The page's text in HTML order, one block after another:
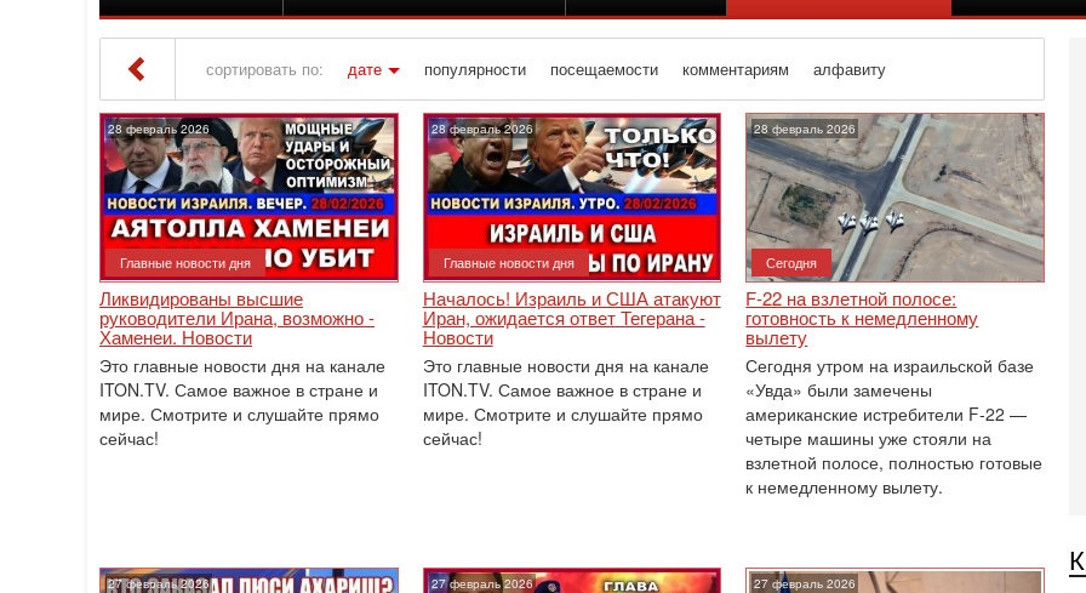
сортировать по: дате популярности посещаемости комментариям алфавиту
Iton TV» Материалы за Февраль 2026 года
28 февраль 2026
Главные новости дня
Ликвидированы высшие
руководители Ирана, возможно -
Хаменеи. Новости
Это главные новости дня на канале
ITON.TV. Самое важное в стране и
мире. Смотрите и слушайте прямо
сейчас!
28 февраль 2026
Главные новости дня
Началось! Израиль и США атакуют
Иран, ожидается ответ Тегерана -
Новости
Это главные новости дня на канале
ITON.TV. Самое важное в стране и
мире. Смотрите и слушайте прямо
сейчас!
28 февраль 2026
Сегодня
F‑22 на взлетной полосе:
готовность к немедленному
вылету
Сегодня утром на израильской базе
«Увда» были замечены
американские истребители F‑22 —
четыре машины уже стояли на
взлетной полосе, полностью готовые
к немедленному вылету.
27 февраль 2026 27 февраль 2026 27 февраль 2026